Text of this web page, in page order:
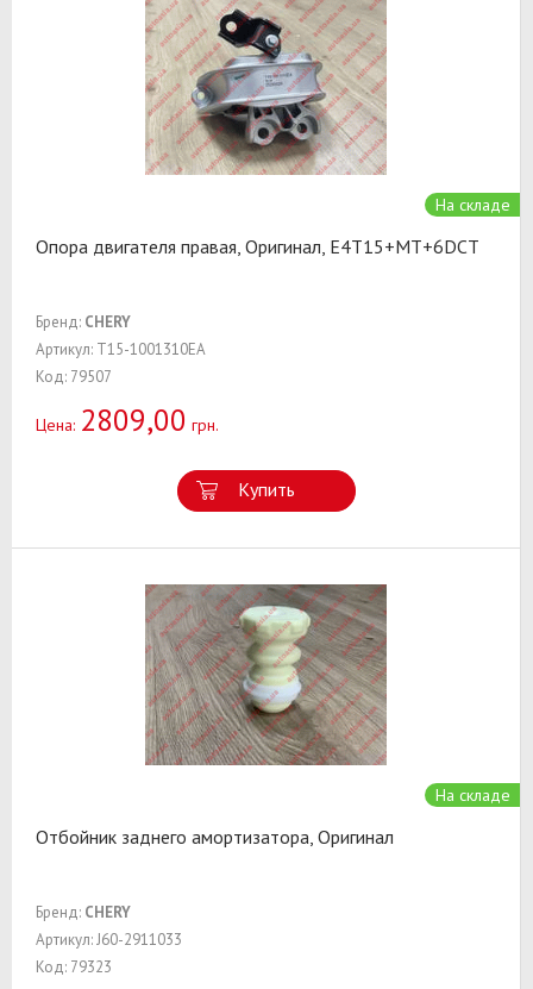
На складе
Опора двигателя правая, Оригинал, E4T15+MT+6DCT
Бренд: CHERY
Артикул: T15-1001310EA
Код: 79507
Цена: 2809,00 грн.
Купить
На складе
Отбойник заднего амортизатора, Оригинал
Бренд: CHERY
Артикул: J60-2911033
Код: 79323